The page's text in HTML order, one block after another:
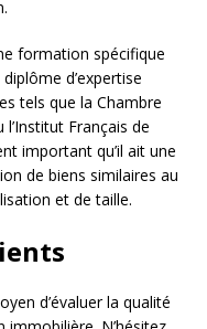
formation spécifique
d’expertise
tels que la Chambre
Français de
important qu’il ait une
de biens similaires au
et de taille.
d’évaluer la qualité